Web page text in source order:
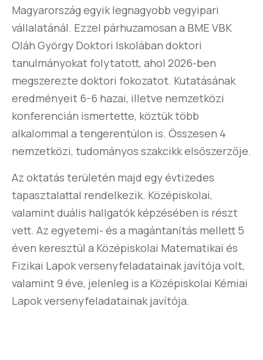
Magyarország egyik legnagyobb vegyipari
vállalatánál. Ezzel párhuzamosan a BME VBK
Oláh György Doktori Iskolában doktori
tanulmányokat folytatott, ahol 2026-ben
megszerezte doktori fokozatot. Kutatásának
eredményeit 6-6 hazai, illetve nemzetközi
konferencián ismertette, köztük több
alkalommal a tengerentúlon is. Összesen 4
nemzetközi, tudományos szakcikk elsőszerzője.
Az oktatás területén majd egy évtizedes
tapasztalattal rendelkezik. Középiskolai,
valamint duális hallgatók képzésében is részt
vett. Az egyetemi- és a magántanítás mellett 5
éven keresztül a Középiskolai Matematikai és
Fizikai Lapok versenyfeladatainak javítója volt,
valamint 9 éve, jelenleg is a Középiskolai Kémiai
Lapok versenyfeladatainak javítója.